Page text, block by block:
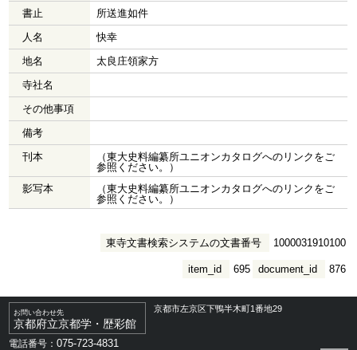
書止
所送進如件
人名
快幸
地名
太良庄領家方
寺社名
その他事項
備考
刊本
（東大史料編纂所ユニオンカタログへのリンクをご
参照ください。）
影写本
（東大史料編纂所ユニオンカタログへのリンクをご
参照ください。）
東寺文書検索システムの文書番号 1000031910100
document_id 876
item_id 695
お問い合わせ先
京都府立京都学・歴彩館
京都市左京区下鴨半木町1番地29
電話番号：075-723-4831